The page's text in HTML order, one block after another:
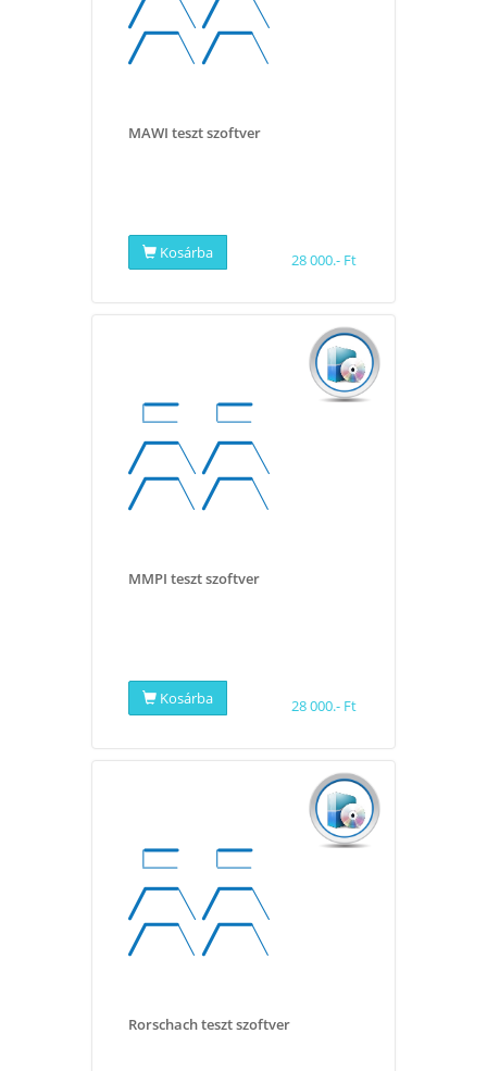
MAWI teszt szoftver
Kosárba 28 000.- Ft
MMPI teszt szoftver
Kosárba 28 000.- Ft
Rorschach teszt szoftver